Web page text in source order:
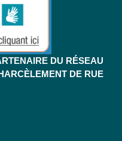
DU RÉSEAU
DE RUE